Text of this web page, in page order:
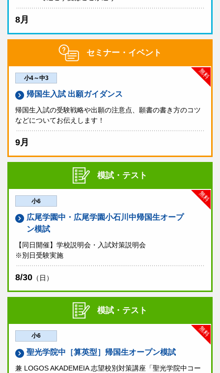
工学院大学附属中学校・高等学校
中学・高校
学校説明会
個別相談会 実施
紹介動画
帰国生入試 高校
法政大学 第二中・高等学校
帰国生入試
学校説明会
個別相談会
当日は資料のみ配布させていただきます。
紹介動画
城北中学校・高等学校
帰国生入試
学校説明会 実施しません
紹介動画
学習院女子中・高等科
帰国生入試 中学
学校説明会
本校の外国語教育 本校の英語授業の様子
神田女学園中学校高等学校
帰国生入試 中学・高校
学校説明会
8月
セミナー・イベント
無料
小4～中3
帰国生入試 出願ガイダンス
帰国生入試の受験戦略や出願の注意点、願書の書き方のコツ
などについてお伝えします！
9月
模試・テスト
無料
小6
広尾学園中・広尾学園小石川中帰国生オープ
ン模試
【同日開催】学校説明会・入試対策説明会
※別日受験実施
8/30 （日）
模試・テスト
無料
小6
聖光学院中［算英型］帰国生オープン模試
兼 LOGOS AKADEMEIA 志望校別対策講座「聖光学院中コー